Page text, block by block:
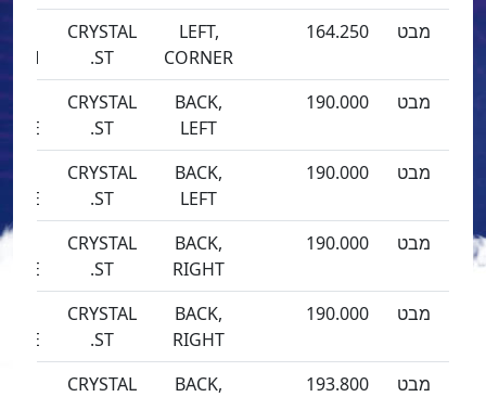
מבט
164.250
LEFT,
CORNER
CRYSTAL
ST.
מבט
190.000
BACK,
LEFT
CRYSTAL
ST.
מבט
190.000
BACK,
LEFT
CRYSTAL
ST.
מבט
190.000
BACK,
RIGHT
CRYSTAL
ST.
מבט
190.000
BACK,
RIGHT
CRYSTAL
ST.
מבט
193.800
BACK,
CRYSTAL